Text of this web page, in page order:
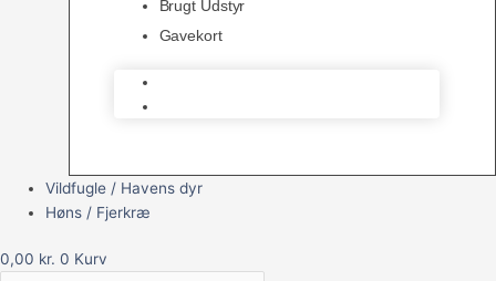
Brugt Udstyr
Gavekort
Vildfugle / Havens dyr
Høns / Fjerkræ
0,00 kr. 0 Kurv